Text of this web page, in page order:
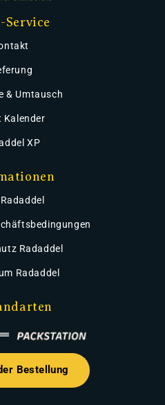
Service
& Umtausch
Kalender
XP
Radaddel
Radaddel
Bestellung